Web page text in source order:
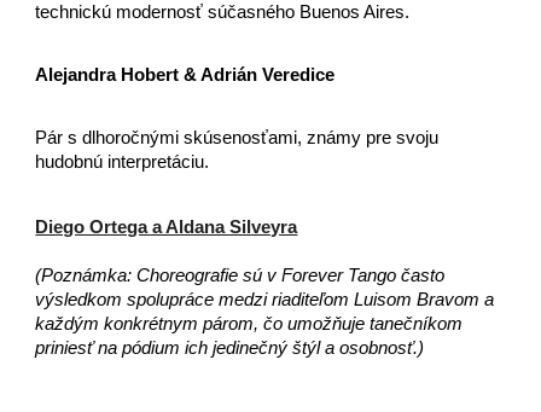
technickú modernosť súčasného Buenos Aires.
Alejandra Hobert & Adrián Veredice
Pár s dlhoročnými skúsenosťami, známy pre svoju
hudobnú interpretáciu.
Diego Ortega a Aldana Silveyra
(Poznámka: Choreografie sú v Forever Tango často
výsledkom spolupráce medzi riaditeľom Luisom Bravom a
každým konkrétnym párom, čo umožňuje tanečníkom
priniesť na pódium ich jedinečný štýl a osobnosť.)